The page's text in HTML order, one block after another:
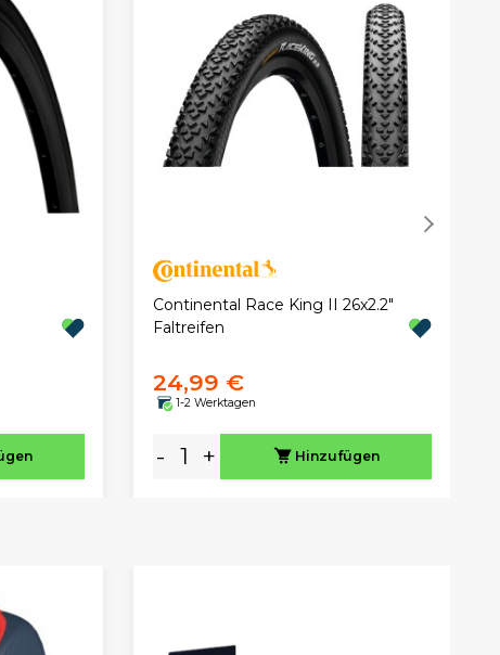
Continental Race King II 26x2.2"
Faltreifen
24,99 €
1-2 Werktagen
- + Hinzufügen